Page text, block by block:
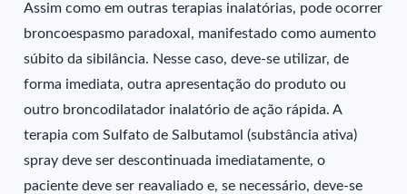
Assim como em outras terapias inalatórias, pode ocorrer
broncoespasmo paradoxal, manifestado como aumento
súbito da sibilância. Nesse caso, deve-se utilizar, de
forma imediata, outra apresentação do produto ou
outro broncodilatador inalatório de ação rápida. A
terapia com Sulfato de Salbutamol (substância ativa)
spray deve ser descontinuada imediatamente, o
paciente deve ser reavaliado e, se necessário, deve-se